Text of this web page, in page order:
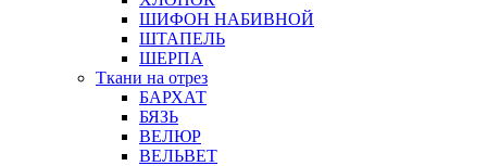
ШИФОН НАБИВНОЙ
ШТАПЕЛЬ
ШЕРПА
Ткани на отрез
БАРХАТ
БЯЗЬ
ВЕЛЮР
ВЕЛЬВЕТ